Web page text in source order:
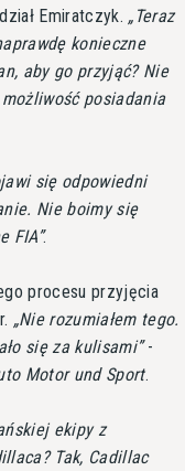
Emiratczyk.
Teraz
konieczne
aby go przyjąć? Nie
posiadania
się odpowiedni
Nie boimy się
FIA .
procesu przyjęcia
Nie rozumiałem tego.
się za kulisami -
Motor und Sport.
ekipy z
Tak, Cadillac